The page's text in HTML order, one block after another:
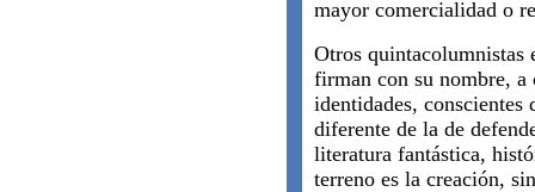
mayor comercialidad o
Otros quintacolumnistas
firman con su nombre, a
identidades, conscientes
diferente de la de
literatura fantástica,
terreno es la creación,